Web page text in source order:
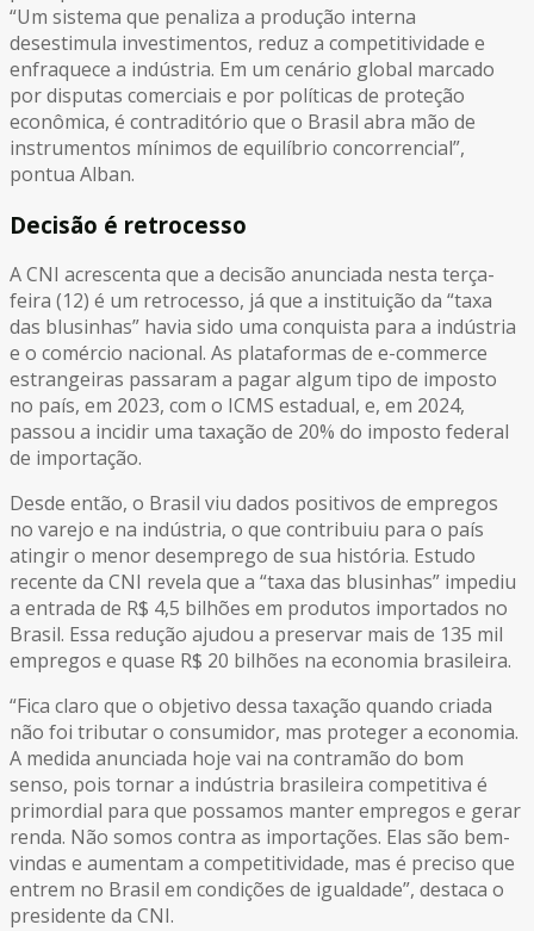
“Um sistema que penaliza a produção interna
desestimula investimentos, reduz a competitividade e
enfraquece a indústria. Em um cenário global marcado
por disputas comerciais e por políticas de proteção
econômica, é contraditório que o Brasil abra mão de
instrumentos mínimos de equilíbrio concorrencial”,
pontua Alban.
Decisão é retrocesso
A CNI acrescenta que a decisão anunciada nesta terça-
feira (12) é um retrocesso, já que a instituição da “taxa
das blusinhas” havia sido uma conquista para a indústria
e o comércio nacional. As plataformas de e-commerce
estrangeiras passaram a pagar algum tipo de imposto
no país, em 2023, com o ICMS estadual, e, em 2024,
passou a incidir uma taxação de 20% do imposto federal
de importação.
Desde então, o Brasil viu dados positivos de empregos
no varejo e na indústria, o que contribuiu para o país
atingir o menor desemprego de sua história. Estudo
recente da CNI revela que a “taxa das blusinhas” impediu
a entrada de R$ 4,5 bilhões em produtos importados no
Brasil. Essa redução ajudou a preservar mais de 135 mil
empregos e quase R$ 20 bilhões na economia brasileira.
“Fica claro que o objetivo dessa taxação quando criada
não foi tributar o consumidor, mas proteger a economia.
A medida anunciada hoje vai na contramão do bom
senso, pois tornar a indústria brasileira competitiva é
primordial para que possamos manter empregos e gerar
renda. Não somos contra as importações. Elas são bem-
vindas e aumentam a competitividade, mas é preciso que
entrem no Brasil em condições de igualdade”, destaca o
presidente da CNI.